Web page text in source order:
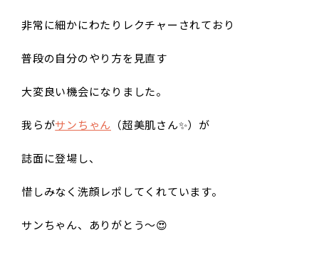
非常に細かにわたりレクチャーされており
普段の自分のやり方を見直す
大変良い機会になりました。
我らがサンちゃん （超美肌さん✨️）が
誌面に登場し、
惜しみなく洗顔レポしてくれています。
サンちゃん、ありがとう〜😍